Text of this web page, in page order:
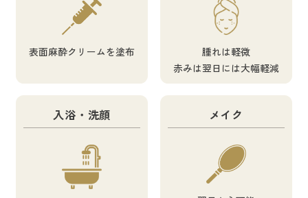
表面麻酔クリームを塗布
腫れは軽微
赤みは翌日には大幅軽減
入浴・洗顔 メイク